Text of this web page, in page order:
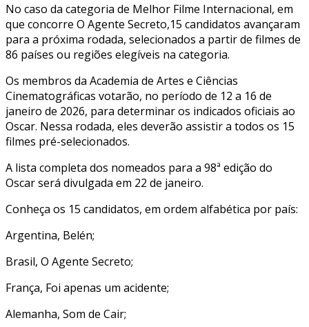
No caso da categoria de Melhor Filme Internacional, em
que concorre O Agente Secreto,15 candidatos avançaram
para a próxima rodada, selecionados a partir de filmes de
86 países ou regiões elegíveis na categoria.
Os membros da Academia de Artes e Ciências
Cinematográficas votarão, no período de 12 a 16 de
janeiro de 2026, para determinar os indicados oficiais ao
Oscar. Nessa rodada, eles deverão assistir a todos os 15
filmes pré-selecionados.
A lista completa dos nomeados para a 98ª edição do
Oscar será divulgada em 22 de janeiro.
Conheça os 15 candidatos, em ordem alfabética por país:
Argentina, Belén;
Brasil, O Agente Secreto;
França, Foi apenas um acidente;
Alemanha, Som de Cair;